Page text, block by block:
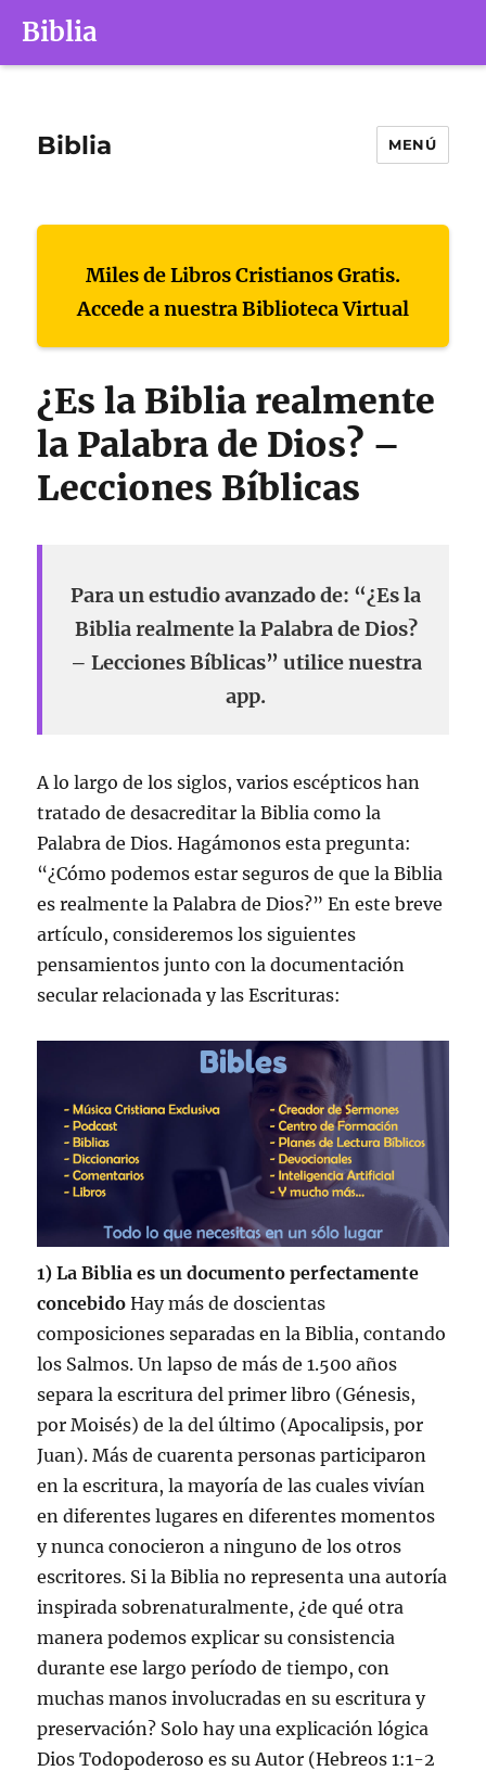
Biblia
Biblia MENÚ
Miles de Libros Cristianos Gratis.
Accede a nuestra Biblioteca Virtual
¿Es la Biblia realmente
la Palabra de Dios? –
Lecciones Bíblicas
Para un estudio avanzado de: “¿Es la
Biblia realmente la Palabra de Dios?
– Lecciones Bíblicas” utilice nuestra
app.
A lo largo de los siglos, varios escépticos han
tratado de desacreditar la Biblia como la
Palabra de Dios. Hagámonos esta pregunta:
“¿Cómo podemos estar seguros de que la Biblia
es realmente la Palabra de Dios?” En este breve
artículo, consideremos los siguientes
pensamientos junto con la documentación
secular relacionada y las Escrituras:
1) La Biblia es un documento perfectamente
concebido Hay más de doscientas
composiciones separadas en la Biblia, contando
los Salmos. Un lapso de más de 1.500 años
separa la escritura del primer libro (Génesis,
por Moisés) de la del último (Apocalipsis, por
Juan). Más de cuarenta personas participaron
en la escritura, la mayoría de las cuales vivían
en diferentes lugares en diferentes momentos
y nunca conocieron a ninguno de los otros
escritores. Si la Biblia no representa una autoría
inspirada sobrenaturalmente, ¿de qué otra
manera podemos explicar su consistencia
durante ese largo período de tiempo, con
muchas manos involucradas en su escritura y
preservación? Solo hay una explicación lógica
Dios Todopoderoso es su Autor (Hebreos 1:1-2